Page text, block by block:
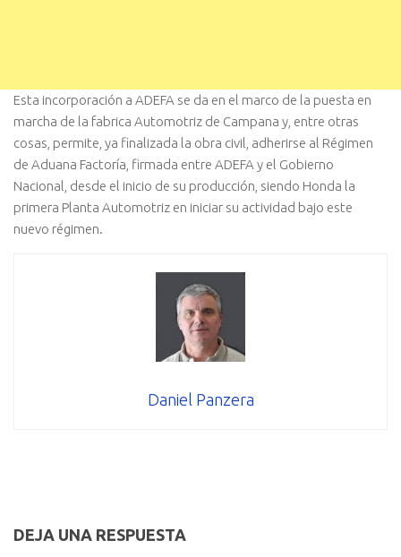
Esta incorporación a ADEFA se da en el marco de la puesta en
marcha de la fabrica Automotriz de Campana y, entre otras
cosas, permite, ya finalizada la obra civil, adherirse al Régimen
de Aduana Factoría, firmada entre ADEFA y el Gobierno
Nacional, desde el inicio de su producción, siendo Honda la
primera Planta Automotriz en iniciar su actividad bajo este
nuevo régimen.
Daniel Panzera
DEJA UNA RESPUESTA